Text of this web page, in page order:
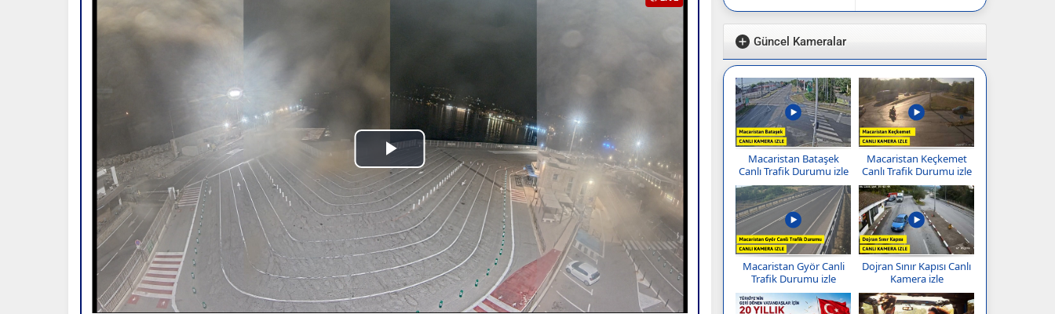
Güncel Kameralar
Macaristan Bataşek
Canlı Trafik Durumu izle
Macaristan Keçkemet
Canlı Trafik Durumu izle
Macaristan Györ Canli
Trafik Durumu izle
Dojran Sınır Kapısı Canlı
Kamera izle